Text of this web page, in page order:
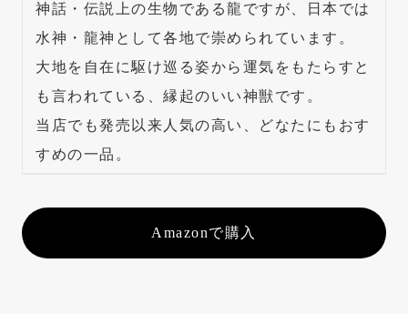
神話・伝説上の生物である龍ですが、日本では
水神・龍神として各地で崇められています。
大地を自在に駆け巡る姿から運気をもたらすと
も言われている、縁起のいい神獣です。
当店でも発売以来人気の高い、どなたにもおす
すめの一品。
Amazonで購入